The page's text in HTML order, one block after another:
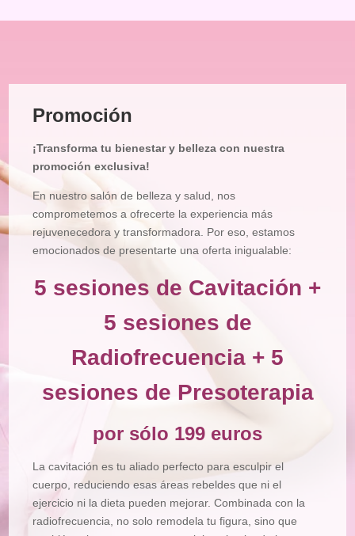
Inicio
Tratamiento
Facial
Tratamiento
Corporal
Depilación
Manicura
y
Pedicura
Masajes
Micropigmentación
Microblading
Pestañas
Tienda
Promoción
¡Transforma tu bienestar y belleza con nuestra
promoción exclusiva!
En nuestro salón de belleza y salud, nos
comprometemos a ofrecerte la experiencia más
rejuvenecedora y transformadora. Por eso, estamos
emocionados de presentarte una oferta inigualable:
5 sesiones de Cavitación +
5 sesiones de
Radiofrecuencia + 5
sesiones de Presoterapia
por sólo 199 euros
La cavitación es tu aliado perfecto para esculpir el
cuerpo, reduciendo esas áreas rebeldes que ni el
ejercicio ni la dieta pueden mejorar. Combinada con la
radiofrecuencia, no solo remodela tu figura, sino que